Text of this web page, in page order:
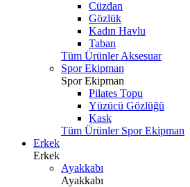
Cüzdan
Gözlük
Kadın Havlu
Taban
Tüm Ürünler Aksesuar
Spor Ekipman
Spor Ekipman
Pilates Topu
Yüzücü Gözlüğü
Kask
Tüm Ürünler Spor Ekipman
Erkek
Erkek
Ayakkabı
Ayakkabı